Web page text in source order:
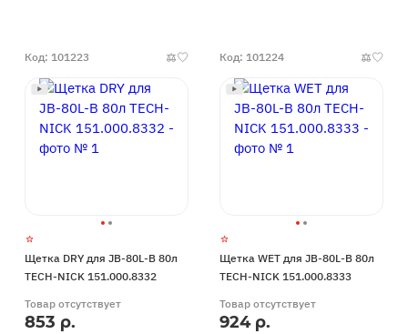
Код: 101223
Щетка DRY для JB-80L-B 80л
TECH-NICK 151.000.8332
Товар отсутствует
853 р.
Код: 101224
Щетка WET для JB-80L-B 80л
TECH-NICK 151.000.8333
Товар отсутствует
924 р.